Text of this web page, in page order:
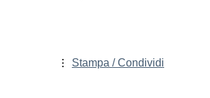
Stampa / Condividi